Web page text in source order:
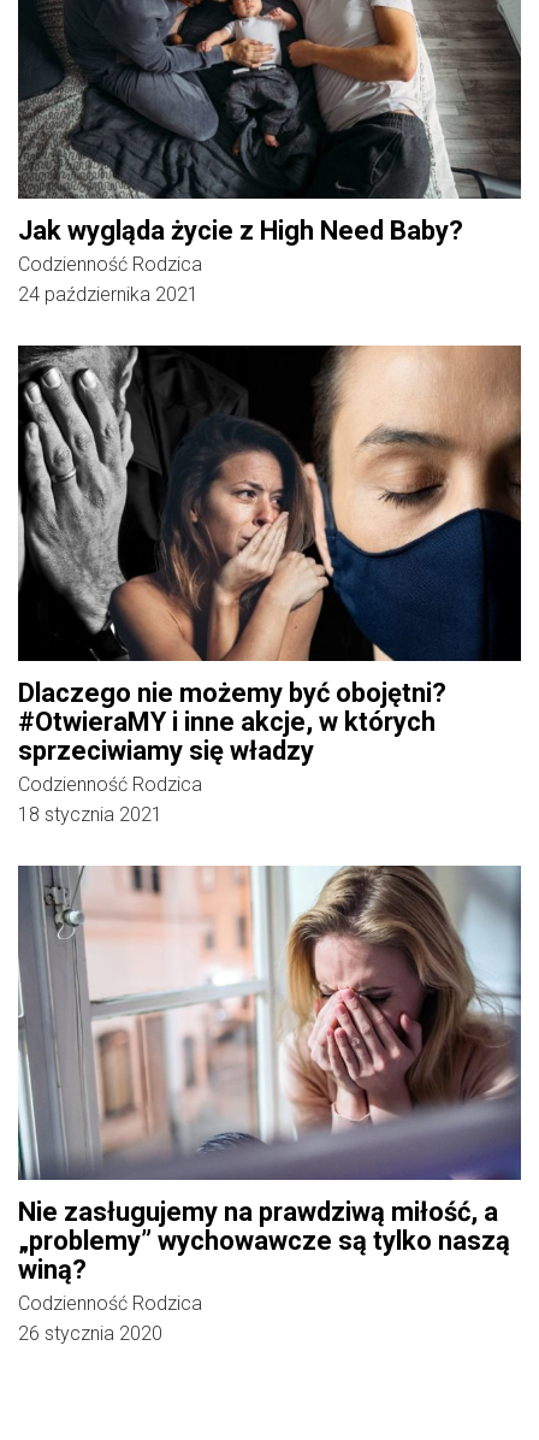
Jak wygląda życie z High Need Baby?
Codzienność Rodzica
24 października 2021
Dlaczego nie możemy być obojętni?
#OtwieraMY i inne akcje, w których
sprzeciwiamy się władzy
Codzienność Rodzica
18 stycznia 2021
Nie zasługujemy na prawdziwą miłość, a
„problemy” wychowawcze są tylko naszą
winą?
Codzienność Rodzica
26 stycznia 2020